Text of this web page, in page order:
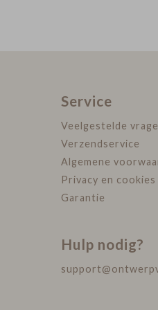
Service
Veelgestelde
Verzendservice
Algemene
Privacy en cookies
Garantie
Hulp nodig?